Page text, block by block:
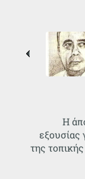
Η
εξουσίας
της